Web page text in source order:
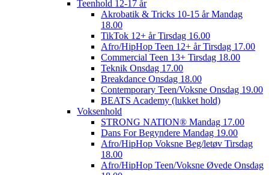
Teenhold 12-17 år
Akrobatik & Tricks 10-15 år Mandag
18.00
TikTok 12+ år Tirsdag 16.00
Afro/HipHop Teen 12+ år Tirsdag 17.00
Commercial Teen 13+ Tirsdag 18.00
Teknik Onsdag 17.00
Breakdance Onsdag 18.00
Contemporary Teen/Voksne Onsdag 19.00
BEATS Academy (lukket hold)
Voksenhold
STRONG NATION® Mandag 17.00
Dans For Begyndere Mandag 19.00
Afro/HipHop Voksne Beg/letøv Tirsdag
18.00
Afro/HipHop Teen/Voksne Øvede Onsdag